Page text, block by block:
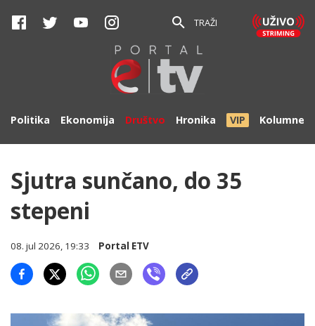
TRAŽI
Politika Ekonomija Društvo Hronika VIP Kolumne
Sjutra sunčano, do 35
stepeni
08. jul 2026, 19:33 Portal ETV